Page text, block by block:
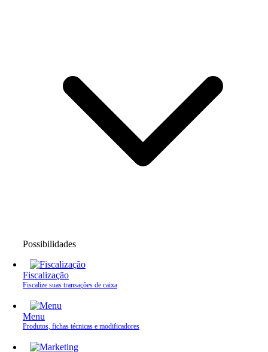
Possibilidades
Fiscalização
Fiscalize suas transações de caixa
Menu
Produtos, fichas técnicas e modificadores